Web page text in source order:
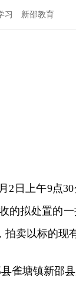
习 新邵教育
2日上午9点
的拟处置的
卖以标的现
雀塘镇新邵县